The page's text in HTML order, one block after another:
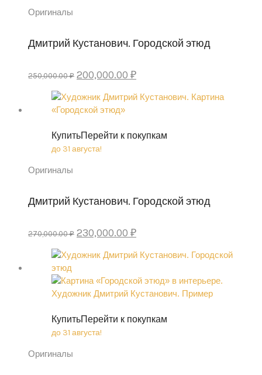
Оригиналы
Дмитрий Кустанович. Городской этюд
250,000.00 ₽ Original
was:
250,000.00 ₽.
200,000.00 ₽Current
is:
КупитьПерейти к покупкам
до 31 августа!
Оригиналы
Дмитрий Кустанович. Городской этюд
270,000.00 ₽ Original
was:
270,000.00 ₽.
230,000.00 ₽Current
is:
230,000.00 ₽.
КупитьПерейти к покупкам
до 31 августа!
Оригиналы